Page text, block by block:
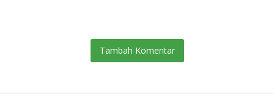
Tambah Komentar